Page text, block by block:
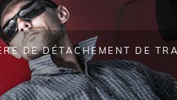
DE DÉTACHEMENT DE